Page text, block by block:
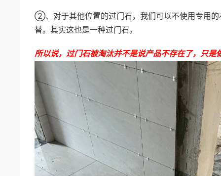
②、对于其他位置的过门石，我们可以不使用专用的
替。其实这也是一种过门石。
所以说，过门石被淘汰并不是说产品不存在了，只是